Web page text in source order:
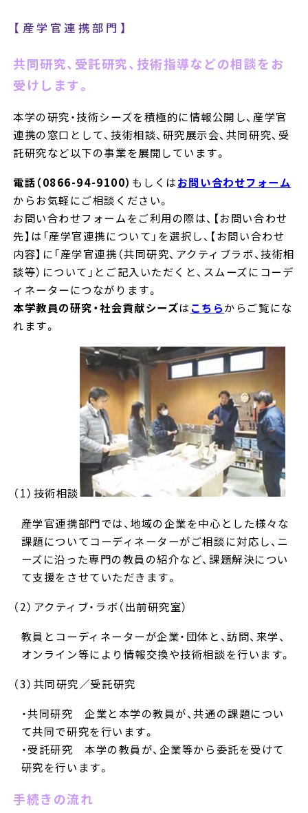
【産学官連携部門】
共同研究、受託研究、技術指導などの相談をお
受けします。
本学の研究・技術シーズを積極的に情報公開し、産学官
連携の窓口として、技術相談、研究展示会、共同研究、受
託研究など以下の事業を展開しています。
電話（0866-94-9100） もしくはお問い合わせフォーム
からお気軽にご相談ください。
お問い合わせフォームをご利用の際は、【お問い合わせ
先】は「産学官連携について」を選択し、【お問い合わせ
内容】に「産学官連携（共同研究、アクティブラボ、技術相
談等）について」とご記入いただくと、スムーズにコーデ
ィネーターにつながります。
本学教員の研究・社会貢献シーズは こちらからご覧にな
れます。
（1）技術相談
産学官連携部門では、地域の企業を中心とした様々な
課題についてコーディネーターがご相談に対応し、ニ
ーズに沿った専門の教員の紹介など、課題解決につい
て支援をさせていただきます。
（2）アクティブ・ラボ（出前研究室）
教員とコーディネーターが企業・団体と、訪問、来学、
オンライン等により情報交換や技術相談を行います。
（3）共同研究／受託研究
・共同研究 企業と本学の教員が、共通の課題につい
て共同で研究を行います。
・受託研究 本学の教員が、企業等から委託を受けて
研究を行います。
手続きの流れ